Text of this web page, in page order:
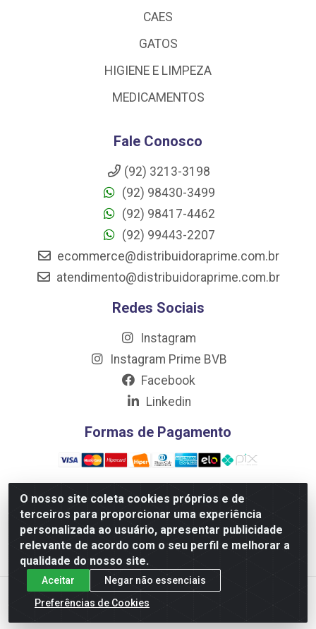
O nosso site coleta cookies próprios e de
terceiros para proporcionar uma experiência
personalizada ao usuário, apresentar publicidade
relevante de acordo com o seu perfil e melhorar a
qualidade do nosso site.
Aceitar
Negar não essenciais
Preferências de Cookies
CAES
GATOS
HIGIENE E LIMPEZA
MEDICAMENTOS
Fale Conosco
(92) 3213-3198
(92) 98430-3499
(92) 98417-4462
(92) 99443-2207
ecommerce@distribuidoraprime.com.br
atendimento@distribuidoraprime.com.br
Redes Sociais
Instagram
Instagram Prime BVB
Facebook
Linkedin
Formas de Pagamento
Distribuidora Prime LTDA - Av. Professor Nilton Lins, 781
- Flores, Manaus/AM - CEP 69.058-030 - CNPJ:
10.717.750/0001-32